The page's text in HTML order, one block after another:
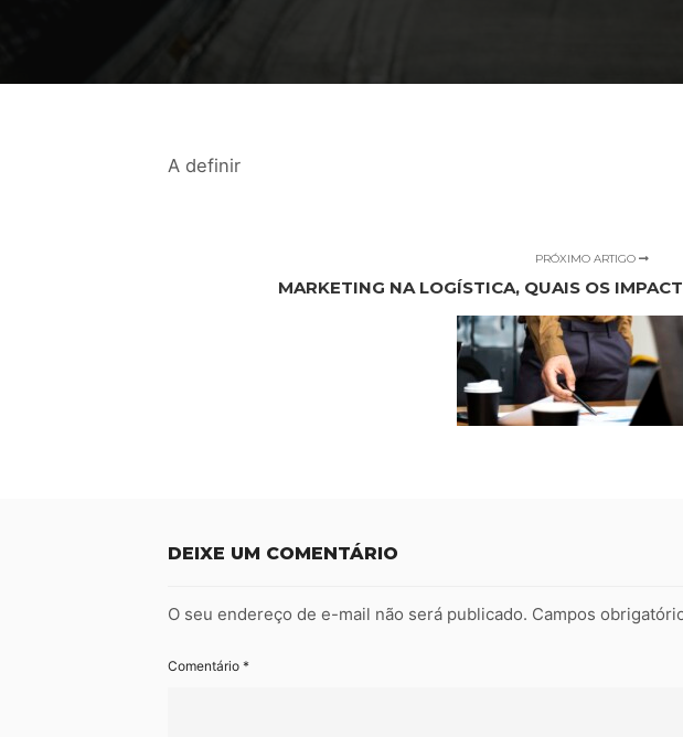
A definir
PRÓXIMO ARTIGO
MARKETING NA LOGÍSTICA, QUAIS OS
DEIXE UM COMENTÁRIO
O seu endereço de e-mail não será publicado. Campos
Comentário *